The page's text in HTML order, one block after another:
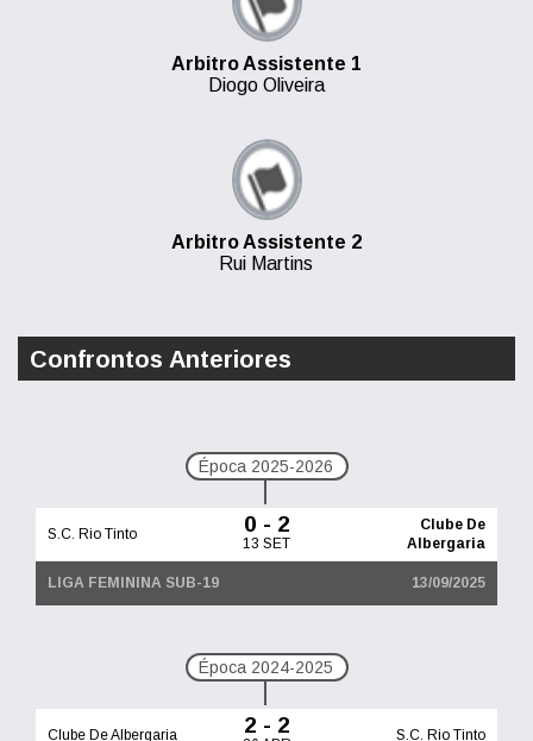
Arbitro Assistente 1
Diogo Oliveira
Arbitro Assistente 2
Rui Martins
Confrontos Anteriores
Época 2025-2026
S.C. Rio Tinto 0 - 2
13 SET
Clube De
Albergaria
LIGA FEMININA SUB-19 13/09/2025
Época 2024-2025
Clube De Albergaria 2 - 2 S.C. Rio Tinto